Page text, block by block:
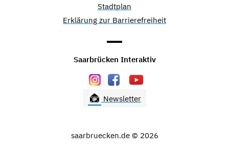
Stadtplan
Erklärung zur Barrierefreiheit
Saarbrücken Interaktiv
Newsletter
saarbruecken.de © 2026